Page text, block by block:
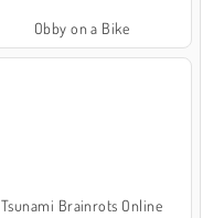
Obby on a Bike
Tsunami Brainrots Online